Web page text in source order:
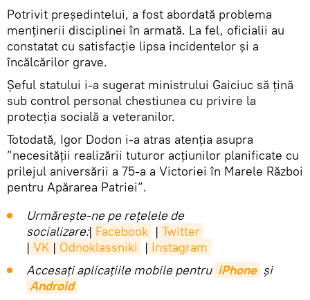
Potrivit președintelui, a fost abordată problema
menținerii disciplinei în armată. La fel, oficialii au
constatat cu satisfacție lipsa incidentelor și a
încălcărilor grave.
Șeful statului i-a sugerat ministrului Gaiciuc să țină
sub control personal chestiunea cu privire la
protecția socială a veteranilor.
Totodată, Igor Dodon i-a atras atenția asupra
”necesității realizării tuturor acțiunilor planificate cu
prilejul aniversării a 75-a a Victoriei în Marele Război
pentru Apărarea Patriei”.
Urmărește-ne pe rețelele de
socializare:| Facebook | Twitter
| VK | Odnoklassniki | Instagram
Accesaţi aplicaţiile mobile pentru iPhone și
Android